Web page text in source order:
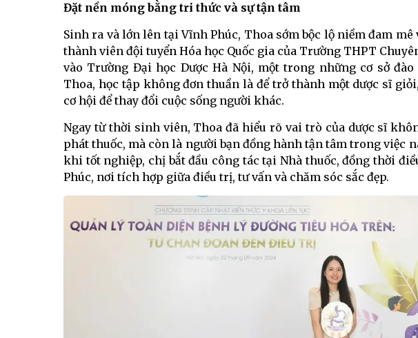
Đặt nền móng bằng tri thức và sự tận tâm
Sinh ra và lớn lên tại Vĩnh Phúc, Thoa sớm bộc lộ niềm đam mê
thành viên đội tuyển Hóa học Quốc gia của Trường THPT
vào Trường Đại học Dược Hà Nội, một trong những cơ sở
Thoa, học tập không đơn thuần là để trở thành một dược sĩ
cơ hội để thay đổi cuộc sống người khác.
Ngay từ thời sinh viên, Thoa đã hiểu rõ vai trò của dược sĩ
phát thuốc, mà còn là người bạn đồng hành tận tâm trong việc
khi tốt nghiệp, chị bắt đầu công tác tại Nhà thuốc, đồng thời
Phúc, nơi tích hợp giữa điều trị, tư vấn và chăm sóc sắc đẹp.